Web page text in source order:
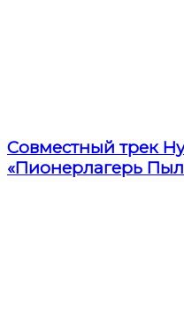
Совместный трек
«Пионерлагерь